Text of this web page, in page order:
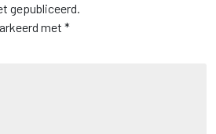
gepubliceerd.
met *